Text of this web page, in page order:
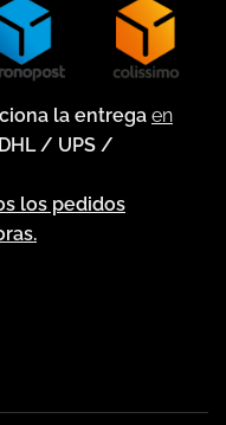
la entrega en
/ UPS /
los pedidos